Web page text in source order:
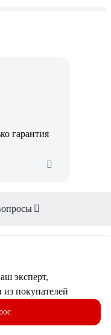
гарантия
эксперт,
из покупателей